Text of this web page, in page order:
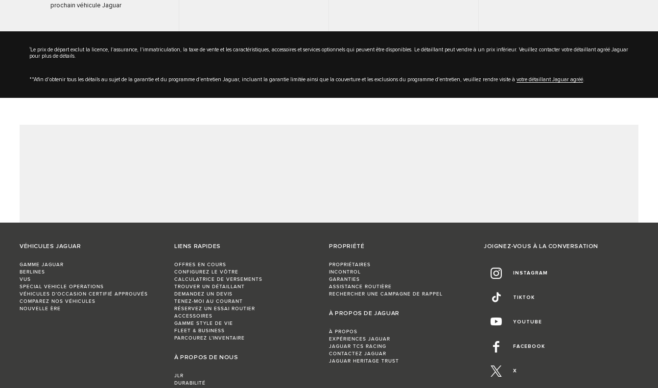
prochain véhicule Jaguar
1
Le prix de départ exclut la licence, l'assurance, l'immatriculation, la taxe de vente et les caractéristiques, accessoires et services optionnels qui peuvent être disponibles. Le détaillant peut vendre à un prix inférieur. Veuillez contacter votre détaillant agréé Jaguar
pour plus de détails.
**Afin d'obtenir tous les détails au sujet de la garantie et du programme d'entretien Jaguar, incluant la garantie limitée ainsi que la couverture et les exclusions du programme d'entretien, veuillez rendre visite à votre détaillant Jaguar agréé
VÉHICULES JAGUAR
GAMME JAGUAR
BERLINES
VUS
SPECIAL VEHICLE OPERATIONS
VÉHICULES D’OCCASION CERTIFIÉ APPROUVÉS
COMPAREZ NOS VÉHICULES
NOUVELLE ÈRE
LIENS RAPIDES
OFFRES EN COURS
CONFIGUREZ LE VÔTRE
CALCULATRICE DE VERSEMENTS
TROUVER UN DÉTAILLANT
DEMANDEZ UN DEVIS
TENEZ-MOI AU COURANT
RÉSERVEZ UN ESSAI ROUTIER
ACCESSOIRES
GAMME STYLE DE VIE
FLEET & BUSINESS
PARCOUREZ L’INVENTAIRE
À PROPOS DE NOUS
JLR
DURABILITÉ
PROPRIÉTÉ
PROPRIÉTAIRES
INCONTROL
GARANTIES
ASSISTANCE ROUTIÈRE
RECHERCHER UNE CAMPAGNE DE RAPPEL
À PROPOS DE JAGUAR
À PROPOS
EXPÉRIENCES JAGUAR
JAGUAR TCS RACING
CONTACTEZ JAGUAR
JAGUAR HERITAGE TRUST
JOIGNEZ-VOUS À LA CONVERSATION
INSTAGRAM
TIKTOK
YOUTUBE
FACEBOOK
X